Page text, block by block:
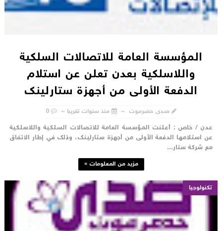
المؤسسة العامة للاتصالات السلكية
واللاسلكية بعدن تعلن عن استلام
الدفعة الأولى من أجهزة ستارلينك
صدى حضرموت منذ سنوات تقريبا 0
/ خاص : أعلنت المؤسسة العامة للاتصالات السلكية واللاسلكية
استلامها الدفعة الأولى من أجهزة ستارلينك، وذلك في إطار الاتفاق
شركة ستار...
مزيد من المعلومات »
تكنولوجيا